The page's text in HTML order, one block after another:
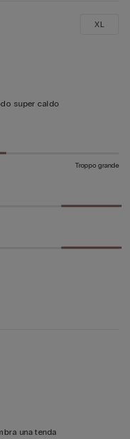
super caldo
XL
Troppo grande
una tenda